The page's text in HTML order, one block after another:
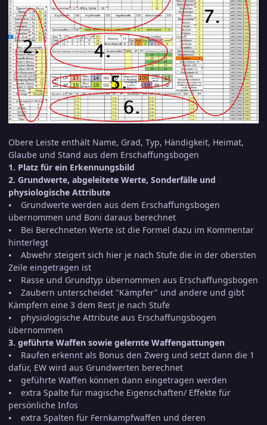
Obere Leiste enthält Name, Grad, Typ, Händigkeit, Heimat,
Glaube und Stand aus dem Erschaffungsbogen
1. Platz für ein Erkennungsbild
2. Grundwerte, abgeleitete Werte, Sonderfälle und
physiologische Attribute
⦁ Grundwerte werden aus dem Erschaffungsbogen
übernommen und Boni daraus berechnet
⦁ Bei Berechneten Werte ist die Formel dazu im Kommentar
hinterlegt
⦁ Abwehr steigert sich hier je nach Stufe die in der obersten
Zeile eingetragen ist
⦁ Rasse und Grundtyp übernommen aus Erschaffungsbogen
⦁ Zaubern unterscheidet "Kämpfer" und andere und gibt
Kämpfern eine 3 dem Rest je nach Stufe
⦁ physiologische Attribute aus Erschaffungsbogen
übernommen
3. geführte Waffen sowie gelernte Waffengattungen
⦁ Raufen erkennt als Bonus den Zwerg und setzt dann die 1
dafür, EW wird aus Grundwerten berechnet
⦁ geführte Waffen können dann eingetragen werden
⦁ extra Spalte für magische Eigenschaften/ Effekte für
persönliche Infos
⦁ extra Spalten für Fernkampfwaffen und deren